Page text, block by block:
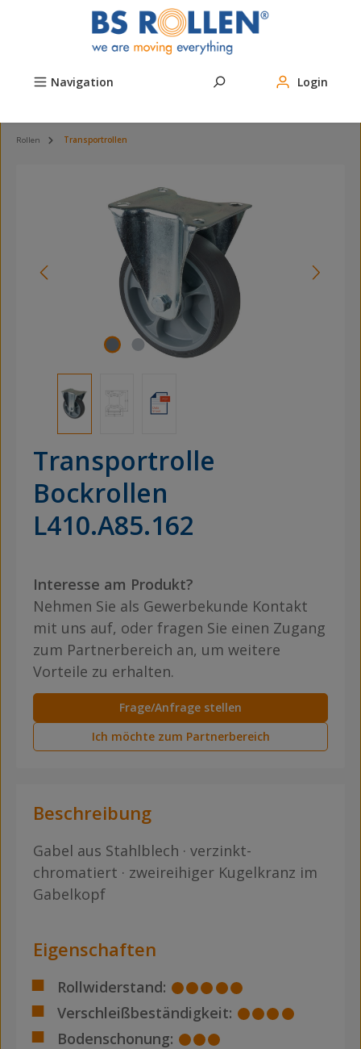
Zum Hauptinhalt springen
Navigation Login
Rollen Transportrollen
Transportrolle
Bockrollen
L410.A85.162
Interesse am Produkt?
Nehmen Sie als Gewerbekunde Kontakt
mit uns auf, oder fragen Sie einen Zugang
zum Partnerbereich an, um weitere
Vorteile zu erhalten.
Frage/Anfrage stellen
Ich möchte zum Partnerbereich
Beschreibung
Gabel aus Stahlblech · verzinkt-
chromatiert · zweireihiger Kugelkranz im
Gabelkopf
Eigenschaften
Rollwiderstand:
Verschleißbeständigkeit:
Bodenschonung: